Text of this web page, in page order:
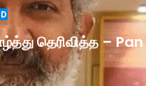
வாழ்த்து தெரிவித்த –